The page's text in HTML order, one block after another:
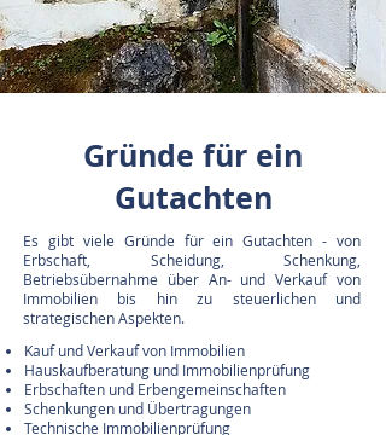
Gründe für ein
Gutachten
Es gibt viele Gründe für ein Gutachten - von
Erbschaft, Scheidung, Schenkung,
Betriebsübernahme über An- und Verkauf von
Immobilien bis hin zu steuerlichen und
strategischen Aspekten.
Kauf und Verkauf von Immobilien​​
Hauskaufberatung und Immobilienprüfung
Erbschaften und Erbengemeinschaften
Schenkungen und Übertragungen
Technische Immobilienprüfung